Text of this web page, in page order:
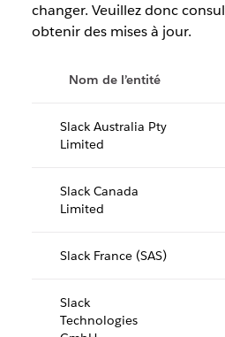
changer. Veuillez donc
obtenir des mises à jour.
Nom de l’entité
Slack Australia Pty
Limited
Slack Canada
Limited
Slack France (SAS)
Slack
Technologies